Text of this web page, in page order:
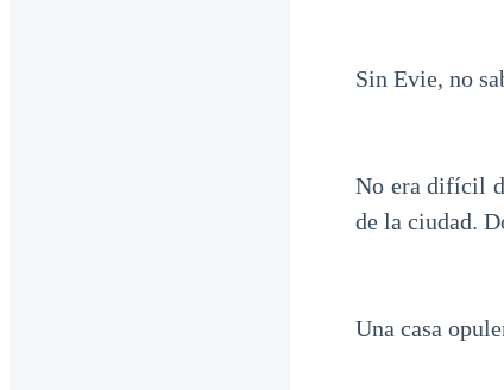
Sin Evie, no
No era difícil
de la ciudad.
Una casa